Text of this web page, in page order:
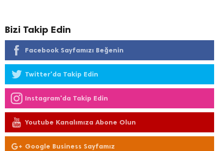
Bizi Takip Edin
Facebook Sayfamızı Beğenin
Twitter'da Takip Edin
Instagram'da Takip Edin
Youtube Kanalımıza Abone Olun
Google Business Sayfamız